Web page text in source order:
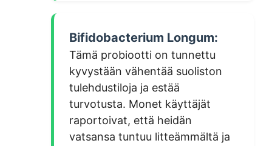
Bifidobacterium Longum:
Tämä probiootti on tunnettu
kyvystään vähentää suoliston
tulehdustiloja ja estää
turvotusta. Monet käyttäjät
raportoivat, että heidän
vatsansa tuntuu litteämmältä ja